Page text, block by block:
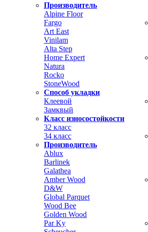
Производитель
Alpine Floor
Fargo
Art East
Vinilam
Alta Step
Home Expert
Natura
Rocko
StoneWood
Способ укладки
Клеевой
Замквый
Класс износостойкости
32 класс
34 класс
Производитель
Ablux
Barlinek
Galathea
Amber Wood
D&W
Global Parquet
Wood Bee
Golden Wood
Par Ky